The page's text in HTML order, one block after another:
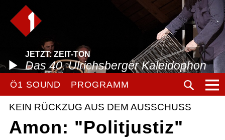
JETZT: ZEIT-TON
Das 40. Ulrichsberger Kaleidophon
Ö1 SOUND PROGRAMM
KEIN RÜCKZUG AUS DEM AUSSCHUSS
Amon: "Politjustiz"